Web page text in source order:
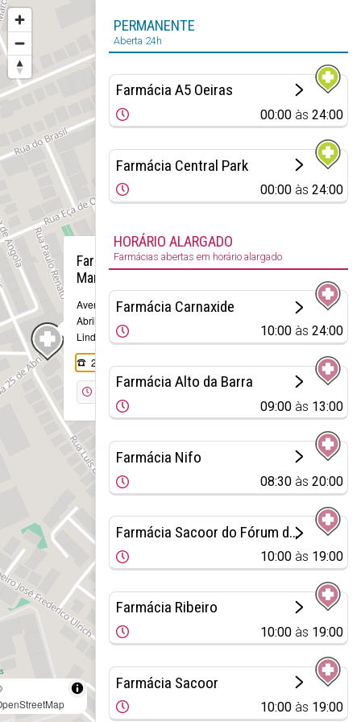
Farmácia
Marta
Avenida 25 de
Abril, 27
Linda-a-Velha
214 158 030
×
PERMANENTE
Aberta 24h
Farmácia A5 Oeiras
00:00 às24:00
Farmácia Central Park
00:00 às24:00
HORÁRIO ALARGADO
Farmácias abertas em horário alargado
Farmácia Carnaxide
10:00 às24:00
Farmácia Alto da Barra
09:00 às 13:00
Farmácia Nifo
08:30 às20:00
Farmácia Sacoor do Fórum de Oeiras
10:00 às 19:00
Farmácia Ribeiro
10:00 às 19:00
Farmácia Sacoor
10:00 às 19:00